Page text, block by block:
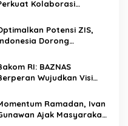
Kolaborasi
Ekstrem
Potensi ZIS,
Dorong
WaqfTech 2026
RI: BAZNAS
Wujudkan Visi
Ramadan, Ivan
Ajak Masyarakat